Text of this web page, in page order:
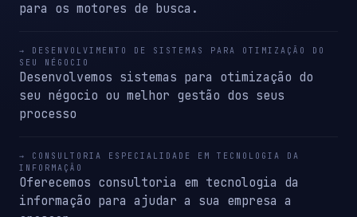
para os motores de busca.
→ DESENVOLVIMENTO DE SISTEMAS PARA OTIMIZAÇÃO DO
SEU NÉGOCIO
Desenvolvemos sistemas para otimização do
seu négocio ou melhor gestão dos seus
processo
→ CONSULTORIA ESPECIALIDADE EM TECNOLOGIA DA
INFORMAÇÃO
Oferecemos consultoria em tecnologia da
informação para ajudar a sua empresa a